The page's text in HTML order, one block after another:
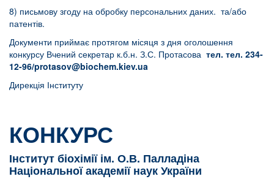
8) письмову згоду на обробку персональних даних. та/або
патентів.
Документи приймає протягом місяця з дня оголошення
конкурсу Вчений секретар к.б.н. З.С. Протасова тел. тел. 234-
12-96/protasov@biochem.kiev.ua
Дирекція Інституту
КОНКУРС
Інститут біохімії ім. О.В. Палладіна
Національної академії наук України